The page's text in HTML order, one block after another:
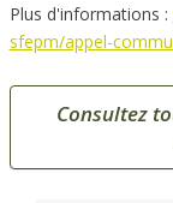
Plus d'informations :
sfepm/appel-
Consultez